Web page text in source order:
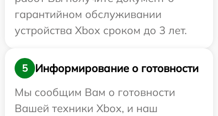
гарантийном обслуживании
устройства Xbox сроком до 3 лет.
5
Информирование о готовности
Мы сообщим Вам о готовности
Вашей техники Xbox, и наш